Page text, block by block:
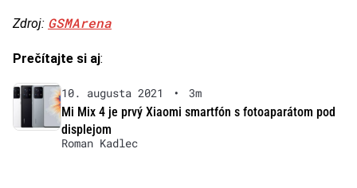
Zdroj: GSMArena
Prečítajte si aj:
10. augusta 2021 •
3m
Mi Mix 4 je prvý Xiaomi smartfón s fotoaparátom pod
displejom
Roman Kadlec